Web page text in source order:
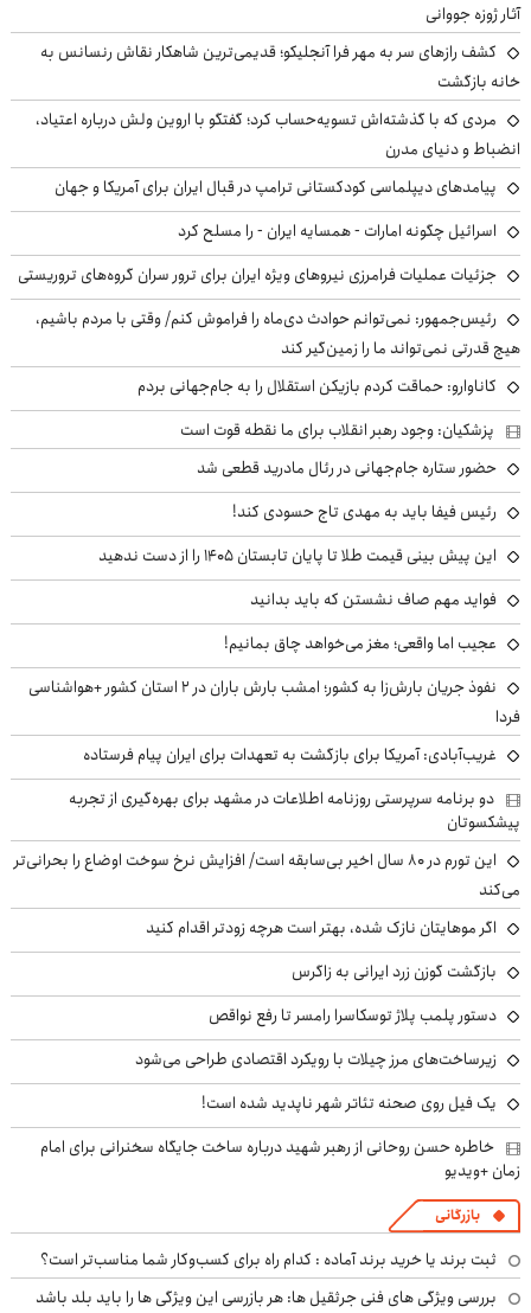
آثار ژوزه جووانی
کشف رازهای سر به مهر فرا آنجلیکو؛ قدیمی‌ترین شاهکار نقاش رنسانس به
خانه بازگشت
مردی که با گذشته‌اش تسویه‌حساب کرد؛ گفتگو با اروین ولش درباره اعتیاد،
انضباط و دنیای مدرن
پیامدهای دیپلماسی کودکستانی ترامپ در قبال ایران برای آمریکا و جهان
اسرائیل چگونه امارات - همسایه ایران - را مسلح کرد
جزئیات عملیات فرامرزی نیروهای ویژه ایران برای ترور سران گروه‌های تروریستی
رئیس‌جمهور: نمی‌توانم حوادث دی‌ماه را فراموش کنم/ وقتی با مردم باشیم،
هیچ قدرتی نمی‌تواند ما را زمین‌گیر کند
کاناوارو: حماقت کردم بازیکن استقلال را به جام‌جهانی بردم
پزشکیان: وجود رهبر انقلاب برای ما نقطه قوت است
حضور ستاره جام‌جهانی در رئال مادرید قطعی شد
رئیس فیفا باید به مهدی تاج حسودی کند!
این پیش بینی قیمت طلا تا پایان تابستان ۱۴۰۵ را از دست ندهید
فواید مهم صاف نشستن که باید بدانید
عجیب اما واقعی؛ مغز می‌خواهد چاق بمانیم!
نفوذ جریان بارش‌زا به کشور؛ امشب بارش باران در ۲ استان کشور +هواشناسی
فردا
غریب‌آبادی: آمریکا برای بازگشت به تعهدات برای ایران پیام فرستاده
دو برنامه سرپرستی روزنامه اطلاعات در مشهد برای بهره‌گیری از تجربه
پیشکسوتان
این تورم در ۸۰ سال اخیر بی‌سابقه است/ افزایش نرخ سوخت اوضاع را بحرانی‌تر
می‌کند
اگر موهایتان نازک شده، بهتر است هرچه زودتر اقدام کنید
بازگشت گوزن زرد ایرانی به زاگرس
دستور پلمب پلاژ توسکاسرا رامسر تا رفع نواقص
زیرساخت‌های مرز چیلات با رویکرد اقتصادی طراحی می‌شود
یک فیل روی صحنه تئاتر شهر ناپدید شده است!
خاطره حسن روحانی از رهبر شهید درباره ساخت جایگاه سخنرانی برای امام
زمان +ویدیو
بازرگانی
ثبت برند یا خرید برند آماده : کدام راه برای کسب‌وکار شما مناسب‌تر است؟
بررسی ویژگی های فنی جرثقیل ها: هر بازرسی این ویژگی ها را باید بلد باشد